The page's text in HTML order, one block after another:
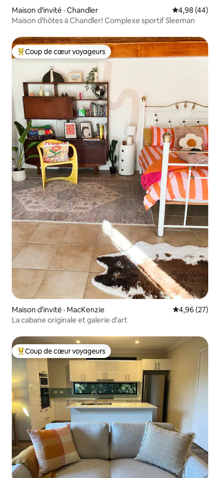
Maison d'invité · Chandler Note
4,98 (44)
Maison d'hôtes à Chandler! Complexe sportif Sleeman
Coup de cœur voyageurs parmi les plus aimés
Coup de cœur voyageurs
Maison d'invité · MacKenzie Note
4,96 (27)
La cabane originale et galerie d'art
Coup de cœur voyageurs parmi les plus aimés
Coup de cœur voyageurs